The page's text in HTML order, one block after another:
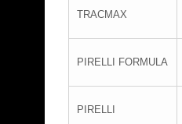
TRACMAX
PIRELLI FORMULA
PIRELLI